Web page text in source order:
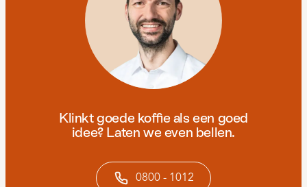
Klinkt goede koffie als een goed
idee? Laten we even bellen.
0800 - 1012